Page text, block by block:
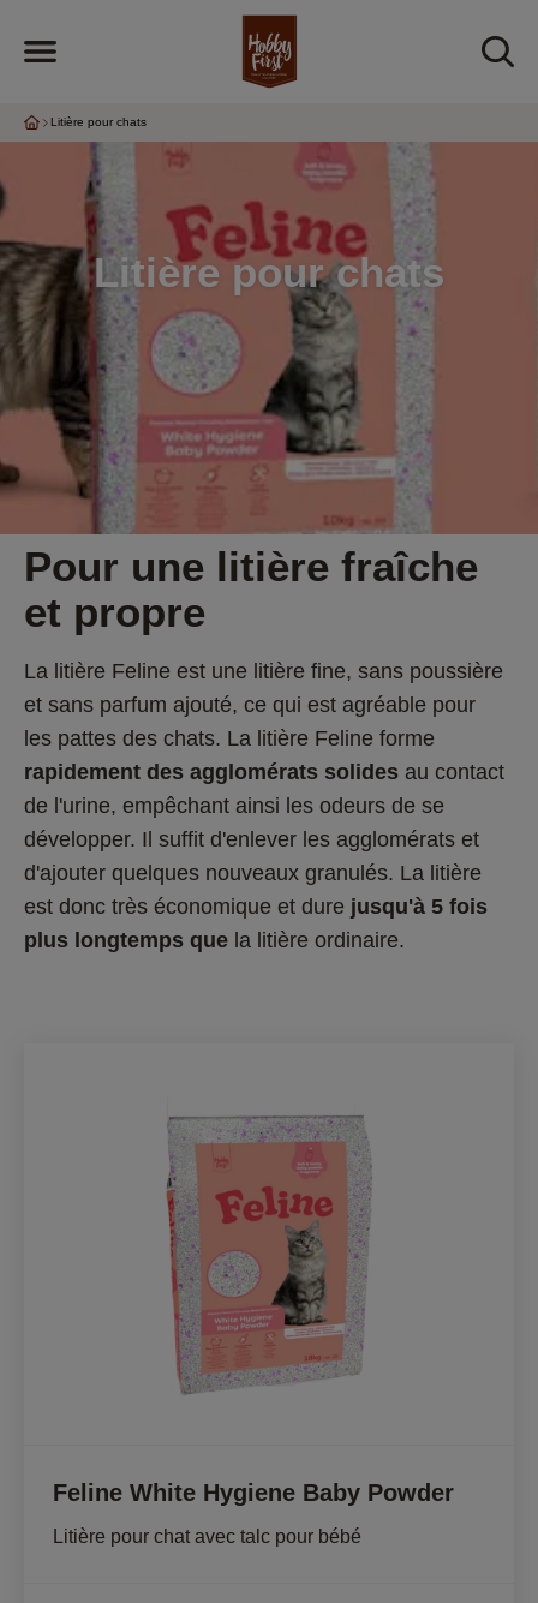
Litière pour chats
Litière pour chats
Pour une litière fraîche
et propre
La litière Feline est une litière fine, sans poussière
et sans parfum ajouté, ce qui est agréable pour
les pattes des chats. La litière Feline forme
rapidement des agglomérats solides au contact
de l'urine, empêchant ainsi les odeurs de se
développer. Il suffit d'enlever les agglomérats et
d'ajouter quelques nouveaux granulés. La litière
est donc très économique et dure jusqu'à 5 fois
plus longtemps que la litière ordinaire.
Feline White Hygiene Baby Powder
Litière pour chat avec talc pour bébé